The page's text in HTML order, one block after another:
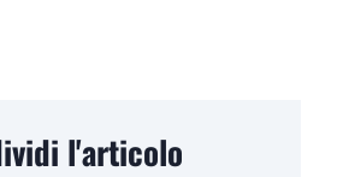
l'articolo